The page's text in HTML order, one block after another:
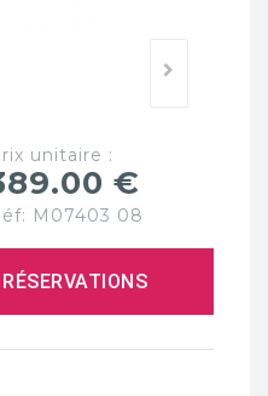
unitaire :
€
M07403 08